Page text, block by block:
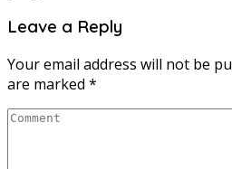
Leave a Reply
Your email address will not be
are marked *